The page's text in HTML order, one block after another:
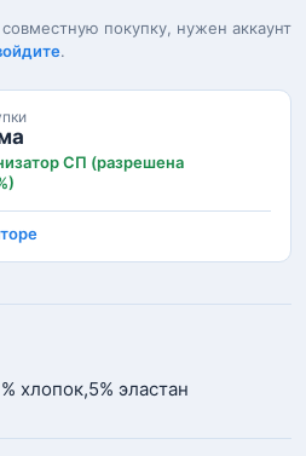
покупку, нужен аккаунт
.
СП (разрешена
хлопок,5% эластан